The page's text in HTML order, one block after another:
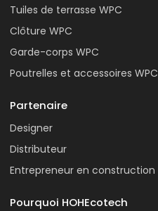
Tuiles de terrasse WPC
Clôture WPC
Garde-corps WPC
Poutrelles et accessoires WPC
Partenaire
Designer
Distributeur
Entrepreneur en construction
Pourquoi HOHEcotech